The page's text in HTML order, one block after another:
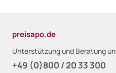
preisapo.de
Unterstützung und Beratung
+49 (0)800 / 20 33 300